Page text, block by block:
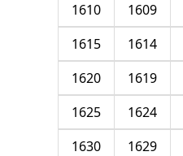
1609
1610
1614
1615
1619
1620
1624
1625
1629
1630